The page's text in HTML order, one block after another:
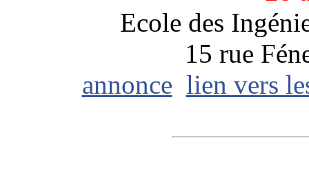
Ecole des
15 rue
annonce lien vers